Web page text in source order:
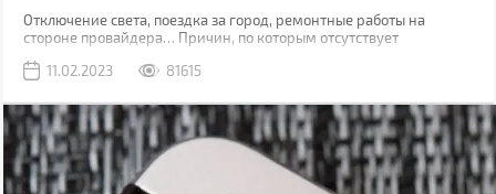
Отключение света, поездка за город, ремонтные работы на
стороне провайдера… Причин, по которым отсутствует
может выручить мобильная сеть, конечно, если вы находитесь в
11.02.2023 81615